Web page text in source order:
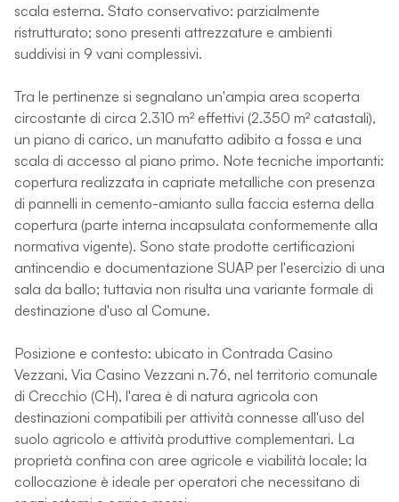
scala esterna. Stato conservativo: parzialmente
ristrutturato; sono presenti attrezzature e ambienti
suddivisi in 9 vani complessivi.
Tra le pertinenze si segnalano un'ampia area scoperta
circostante di circa 2.310 m² effettivi (2.350 m² catastali),
un piano di carico, un manufatto adibito a fossa e una
scala di accesso al piano primo. Note tecniche importanti:
copertura realizzata in capriate metalliche con presenza
di pannelli in cemento-amianto sulla faccia esterna della
copertura (parte interna incapsulata conformemente alla
normativa vigente). Sono state prodotte certificazioni
antincendio e documentazione SUAP per l'esercizio di una
sala da ballo; tuttavia non risulta una variante formale di
destinazione d'uso al Comune.
Posizione e contesto: ubicato in Contrada Casino
Vezzani, Via Casino Vezzani n.76, nel territorio comunale
di Crecchio (CH), l'area è di natura agricola con
destinazioni compatibili per attività connesse all'uso del
suolo agricolo e attività produttive complementari. La
proprietà confina con aree agricole e viabilità locale; la
collocazione è ideale per operatori che necessitano di